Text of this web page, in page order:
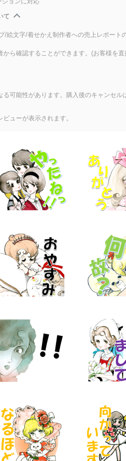
て
/絵文字/着せかえ制作者への売上レポート
から確認することができます。(お客様を
可能性があります。購入後のキャンセル
ューが表示されます。